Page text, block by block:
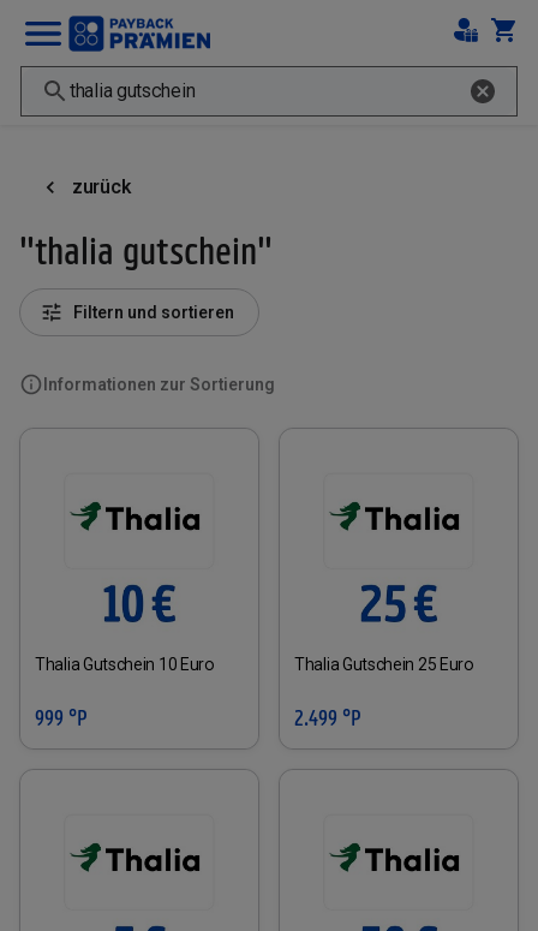
zurück
"thalia gutschein"
Informationen zur Sortierung
Filtern und sortieren
Thalia Gutschein 10 Euro
999 °P
Thalia Gutschein 25 Euro
2.499 °P